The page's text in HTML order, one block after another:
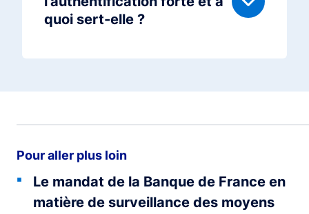
quoi sert-elle ?
Pour aller plus loin
Le mandat de la Banque de France en
matière de surveillance des moyens